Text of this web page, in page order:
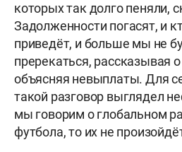
которых так долго пеняли,
Задолженности погасят, и
приведёт, и больше мы не
пререкаться, рассказывая
объясняя невыплаты. Для
такой разговор выглядел
мы говорим о глобальном
футбола, то их не